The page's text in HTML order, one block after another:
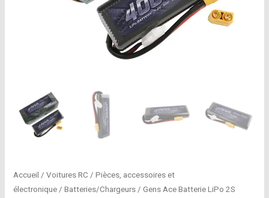
Accueil /Voitures RC /Pièces, accessoires et
électronique /Batteries/Chargeurs / Gens Ace Batterie LiPo 2S